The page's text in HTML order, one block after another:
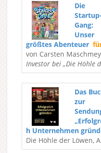
Die
Startup-
Gang:
Unser
größtes Abenteuer
von Carsten
Investor bei „Die Höhle
Das
zur
h Unternehmen
Die Höhle der Löwen,